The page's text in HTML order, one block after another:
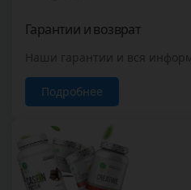
Гарантии и возврат
Наши гарантии и вся
Подробнее